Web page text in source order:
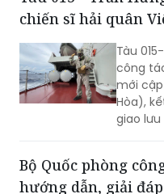
Tàu
công
mới cập
Hòa),
giao
Trong
biển,
trực
Bộ Quốc phòng
hành chính